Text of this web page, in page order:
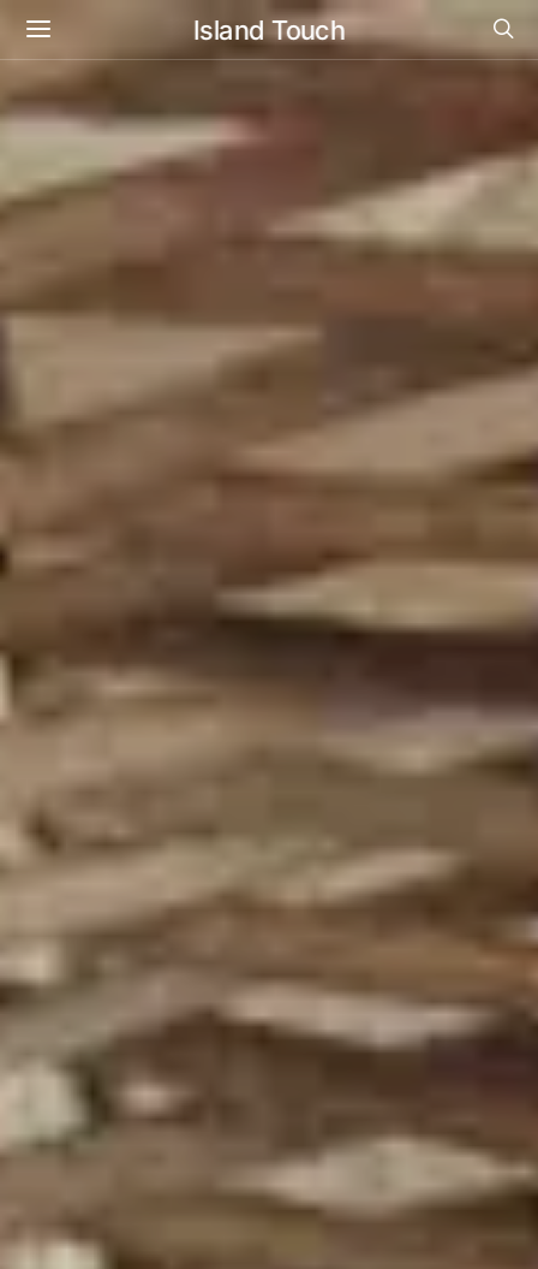
Island Touch